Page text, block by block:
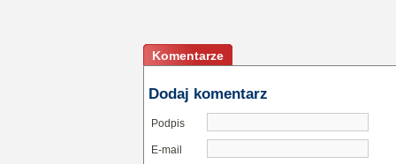
Komentarze
Dodaj komentarz
Podpis
E-mail